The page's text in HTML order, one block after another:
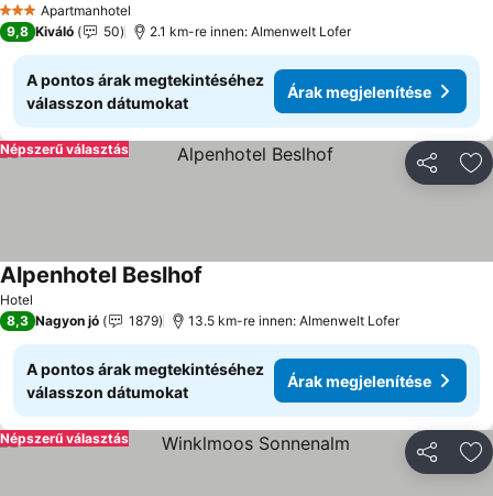
3 KategóriaApartmanhotel
9,8 Kiváló 50 2.1 km-re innen: Almenwelt Lofer
A pontos árak megtekintéséhez
válasszon dátumokat
Árak megjelenítése
Népszerű választás
Hotel
Alpenhotel Beslhof
8,3 Nagyon jó 1879 13.5 km-re innen: Almenwelt Lofer
A pontos árak megtekintéséhez
válasszon dátumokat
Árak megjelenítése
Népszerű választás